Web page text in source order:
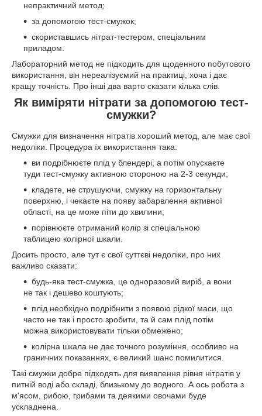
непрактичний метод;
за допомогою тест-смужок;
скориставшись нітрат-тестером, спеціальним
приладом.
Лабораторний метод не підходить для щоденного побутового
використання, він нереалізуємий на практиці, хоча і дає
кращу точність. Про інші два варто сказати кілька слів.
Як виміряти нітрати за допомогою тест-
смужки?
Смужки для визначення нітратів хороший метод, але має свої
недоліки. Процедура їх використання така:
ви подрібнюєте плід у блендері, а потім опускаєте
туди тест-смужку активною стороною на 2-3 секунди;
кладете, не струшуючи, смужку на горизонтальну
поверхню, і чекаєте на появу забарвлення активної
області, на це може піти до хвилини;
порівнюєте отриманий колір зі спеціальною
таблицею колірної шкали.
Досить просто, але тут є свої суттєві недоліки, про них
важливо сказати:
будь-яка тест-смужка, це одноразовий виріб, а вони
не так і дешево коштують;
плід необхідно подрібнити з появою рідкої маси, що
часто не так і просто зробити, та й сам плід потім
можна використовувати тільки обмежено;
колірна шкала не дає точного розуміння, особливо на
граничних показаннях, є великий шанс помилитися.
Такі смужки добре підходять для виявлення рівня нітратів у
питній воді або складі, близькому до водного. А ось робота з
м'ясом, рибою, грибами та деякими овочами буде
ускладнена.